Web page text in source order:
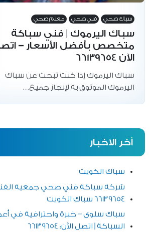
سباك صحي فني صحي معلم صحي
سباك اليرموك | فني سباكة
متخصص بأفضل الأسعار –
الآن 66139654
سباك اليرموك إذا كنت تبحث عن سباك
اليرموك الموثوق به لإنجاز جميع…
أخر الاخبار
سباك الكويت
شركة سباكة فني صحي جمعية
66139654 سباك الكويت
سباك سلوى – خبرة واحترافية في
السباكة | اتصل الآن: 66139654